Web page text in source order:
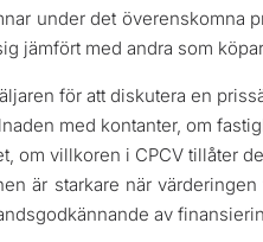
under det överenskomna
jämfört med andra som
för att diskutera en
med kontanter, om
om villkoren i CPCV tillåter
är starkare när
av